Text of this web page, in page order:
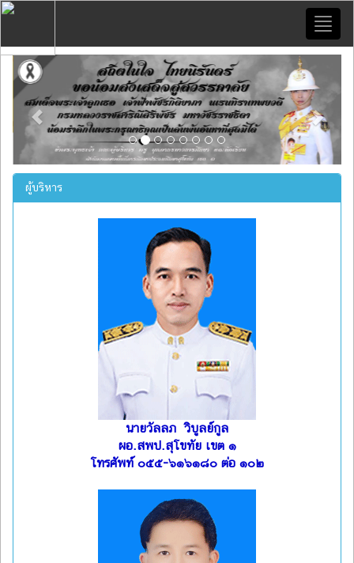
Previous
ผู้บริหาร
นายวัลลภ วิบูลย์กูล
ผอ.สพป.สุโขทัย เขต ๑
โทรศัพท์ ๐๕๕-๖๑๖๑๘๐ ต่อ ๑๐๒